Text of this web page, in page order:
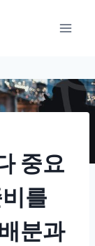
중요
를
분과